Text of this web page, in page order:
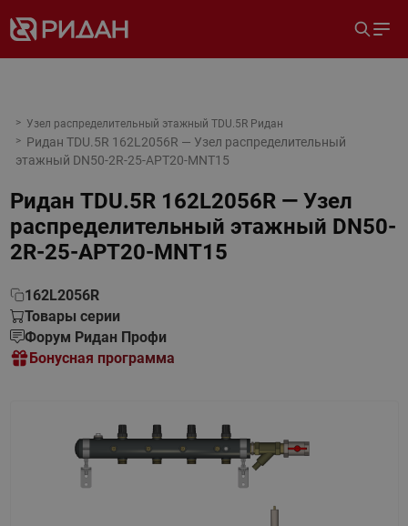
Узел распределительный этажный TDU.5R Ридан
Ридан TDU.5R 162L2056R — Узел распределительный
этажный DN50-2R-25-APT20-MNT15
Ридан TDU.5R 162L2056R — Узел
распределительный этажный DN50-
2R-25-APT20-MNT15
162L2056R
Товары серии
Форум Ридан Профи
Бонусная программа